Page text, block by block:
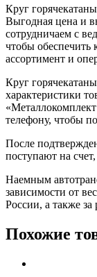
Круг
Выгодная цена и
сотрудничаем с
чтобы обеспечить
ассортимент и
Круг
характеристики
телефону, чтобы
После
поступают на
Наемным
зависимости от
России, а также за
Похожие